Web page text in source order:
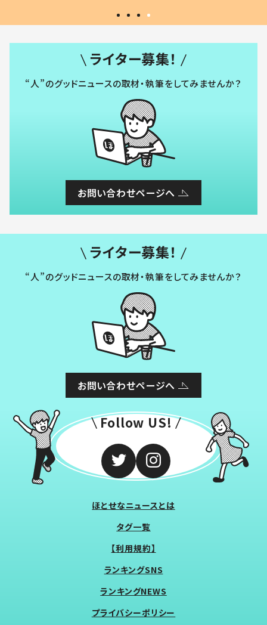
ライター募集！
“人”のグッドニュースの取材・執筆をしてみませんか？
お問い合わせページへ
ライター募集！
“人”のグッドニュースの取材・執筆をしてみませんか？
お問い合わせページへ
Follow US!
ほとせなニュースとは
タグ一覧
【利用規約】
ランキングSNS
ランキングNEWS
プライバシーポリシー